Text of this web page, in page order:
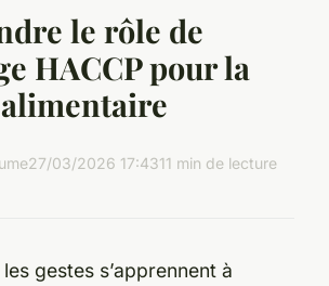
le rôle de
HACCP pour la
27/03/2026 17:4311 min de lecture
gestes s’apprennent à